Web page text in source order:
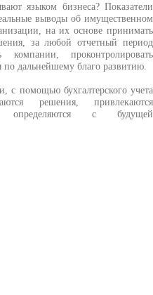
языком бизнеса? Показатели
выводы об имущественном
на их основе принимать
за любой отчетный период
компании, проконтролировать
дальнейшему благо развитию.
с помощью бухгалтерского учета
решения, привлекаются
определяются с будущей